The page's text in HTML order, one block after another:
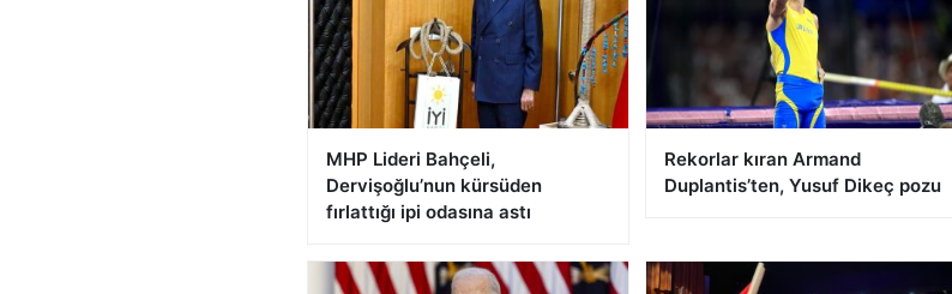
MHP Lideri Bahçeli,
Dervişoğlu’nun kürsüden
fırlattığı ipi odasına astı
Rekorlar kıran Armand
Duplantis’ten, Yusuf Dikeç pozu